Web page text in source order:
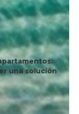
una solución